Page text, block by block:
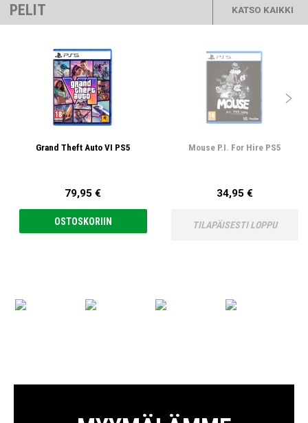
PELIT KATSO KAIKKI
Grand Theft Auto VI PS5
79,95 €
OSTOSKORIIN
Mouse P.I. For Hire PS5
34,95 €
TILAPÄISESTI LOPPU
